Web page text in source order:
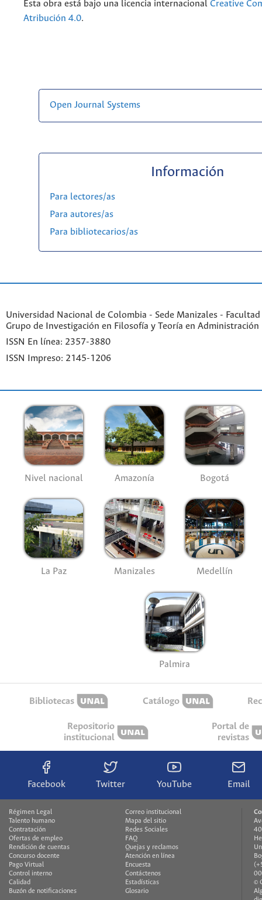
Esta obra está bajo una licencia internacional Creative
Atribución 4.0.
Open Journal Systems
Información
Para lectores/as
Para autores/as
Para bibliotecarios/as
Universidad Nacional de Colombia - Sede Manizales -
Grupo de Investigación en Filosofía y Teoría en Administración
ISSN En línea: 2357-3880
ISSN Impreso: 2145-1206
Nivel nacional Amazonía Bogotá
La Paz Manizales Medellín
Palmira
Bibliotecas Catálogo
Repositorio
institucional
Portal de
revistas
Facebook Twitter YouTube Email
Régimen Legal
Talento humano
Contratación
Ofertas de empleo
Rendición de cuentas
Concurso docente
Pago Virtual
Control interno
Calidad
Buzón de notificaciones
Correo institucional
Mapa del sitio
Redes Sociales
FAQ
Quejas y reclamos
Atención en línea
Encuesta
Contáctenos
Estadísticas
Glosario
©